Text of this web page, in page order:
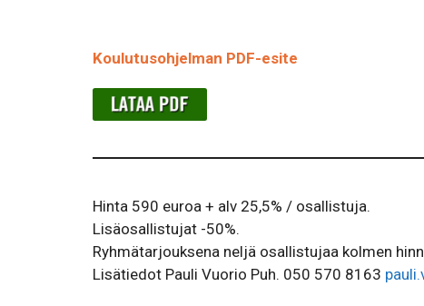
Koulutusohjelman PDF-esite
Hinta 590 euroa + alv 25,5% / osallistuja.
Lisäosallistujat -50%.
Ryhmätarjouksena neljä osallistujaa kolmen
Lisätiedot Pauli Vuorio Puh. 050 570 8163